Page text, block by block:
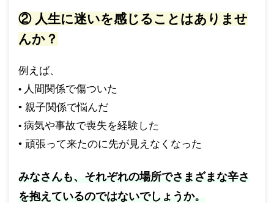
② 人生に迷いを感じることはありませ
んか？
例えば、
• 人間関係で傷ついた
• 親子関係で悩んだ
• 病気や事故で喪失を経験した
• 頑張って来たのに先が見えなくなった
みなさんも、それぞれの場所でさまざまな辛さ
を抱えているのではないでしょうか。